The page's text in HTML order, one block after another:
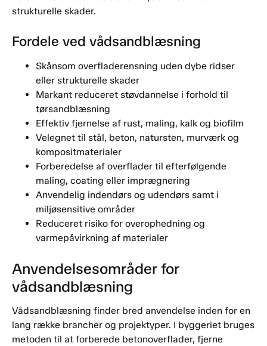
strukturelle skader.
Fordele ved vådsandblæsning
Skånsom overfladerensning uden dybe ridser
eller strukturelle skader
Markant reduceret støvdannelse i forhold til
tørsandblæsning
Effektiv fjernelse af rust, maling, kalk og biofilm
Velegnet til stål, beton, natursten, murværk og
kompositmaterialer
Forberedelse af overflader til efterfølgende
maling, coating eller imprægnering
Anvendelig indendørs og udendørs samt i
miljøsensitive områder
Reduceret risiko for overophedning og
varmepåvirkning af materialer
Anvendelsesområder for
vådsandblæsning
Vådsandblæsning finder bred anvendelse inden for en
lang række brancher og projektyper. I byggeriet bruges
metoden til at forberede betonoverflader, fjerne